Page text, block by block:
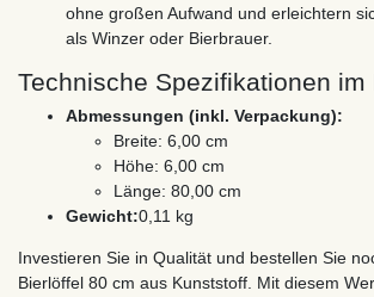
ohne großen Aufwand und erleichtern
als Winzer oder Bierbrauer.
Technische Spezifikationen im
Abmessungen (inkl. Verpackung):
Breite: 6,00 cm
Höhe: 6,00 cm
Länge: 80,00 cm
Gewicht:0,11 kg
Investieren Sie in Qualität und bestellen Sie
Bierlöffel 80 cm aus Kunststoff. Mit diesem